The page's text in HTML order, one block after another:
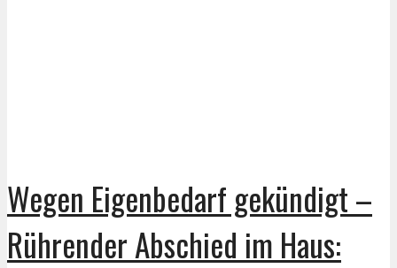
Wegen Eigenbedarf gekündigt –
Rührender Abschied im Haus: